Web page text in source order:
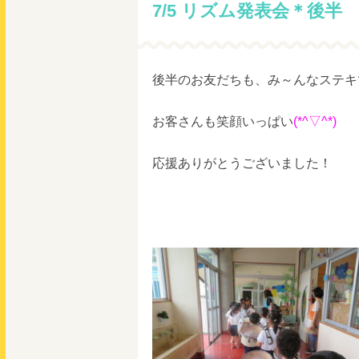
7/5 リズム発表会＊後半
後半のお友だちも、み～んなステ
お客さんも笑顔いっぱい(*^▽^*)
応援ありがとうございました！